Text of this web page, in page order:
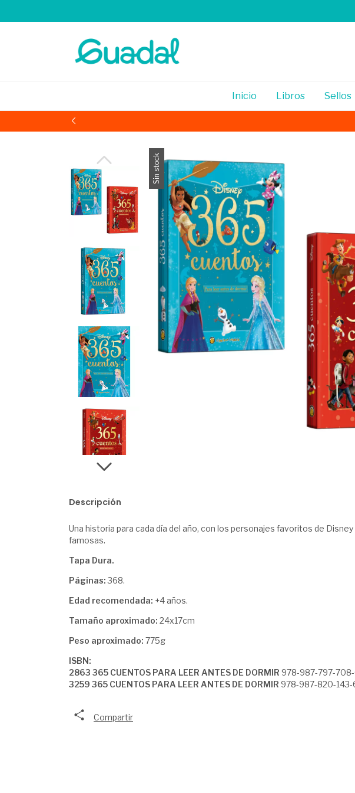
Inicio Libros Sellos
Sin stock
Descripción
Una historia para cada día del año, con los personajes favoritos de
famosas.
Tapa Dura.
Páginas:368.
Edad recomendada: +4 años.
Tamaño aproximado: 24x17cm
Peso aproximado: 775g
ISBN:
2863 365 CUENTOS PARA LEER ANTES DE DORMIR 978-987-797-
3259 365 CUENTOS PARA LEER ANTES DE DORMIR 978-987-820-143-
Compartir